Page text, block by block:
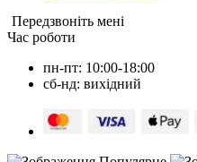
Передзвоніть мені
Час роботи
пн-пт: 10:00-18:00
сб-нд: вихідний